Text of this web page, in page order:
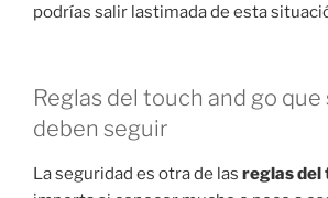
podrías salir lastimada de esta
Reglas del touch and go
deben seguir
La seguridad es otra de las reglas del